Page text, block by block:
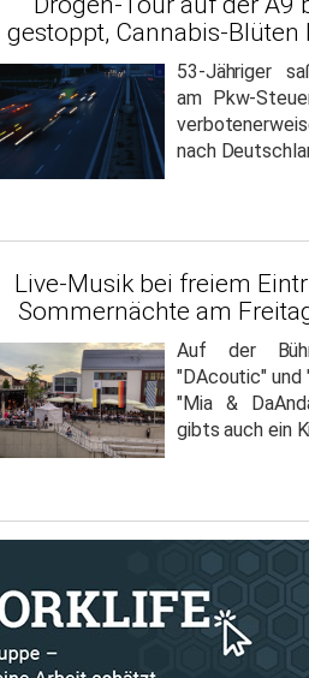
gestoppt, Cannabis-
53-Jähriger
am Pkw-
nach
Live-Musik bei freiem
Sommernächte am
Auf der
"DAcoutic" und
"Mia &
gibts auch ein